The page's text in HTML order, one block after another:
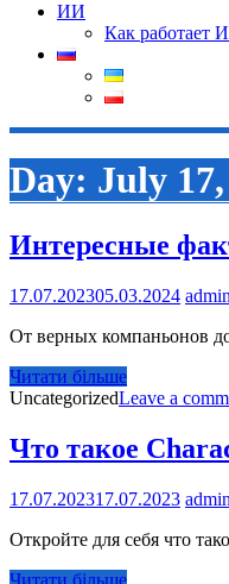
ИИ
Как работает
Day: July
Интересные
17.07.202305.03.2024 admin
От верных компаньонов
Читати більше
UncategorizedLeave a
Что такое
17.07.202317.07.2023 admin
Откройте для себя что
Читати більше